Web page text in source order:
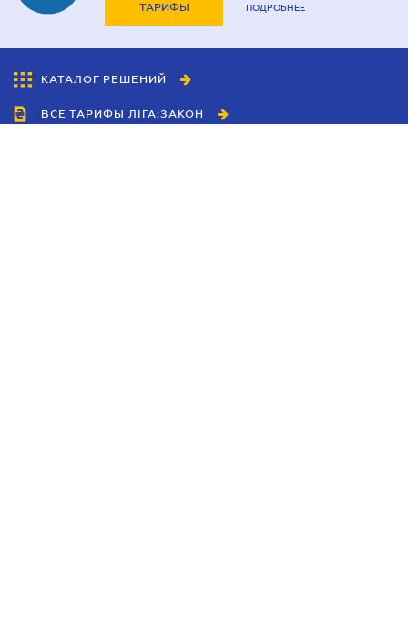
ТАРИФЫ ПОДРОБНЕЕ
КАТАЛОГ РЕШЕНИЙ
ВСЕ ТАРИФЫ ЛІГА:ЗАКОН